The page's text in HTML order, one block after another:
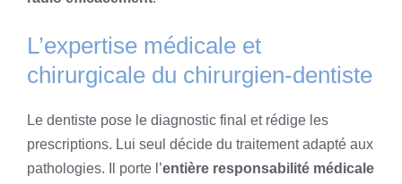
L’expertise médicale et
chirurgicale du chirurgien-dentiste
Le dentiste pose le diagnostic final et rédige les
prescriptions. Lui seul décide du traitement adapté aux
pathologies. Il porte l’entière responsabilité médicale